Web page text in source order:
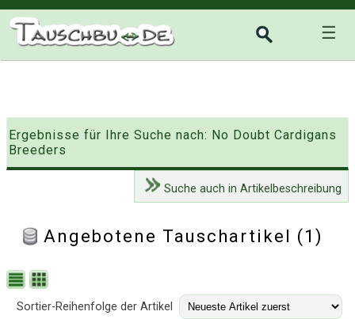
☰
Ergebnisse für Ihre Suche nach: No Doubt Cardigans
Breeders
Suche auch in Artikelbeschreibung
Angebotene Tauschartikel (1)
Sortier-Reihenfolge der Artikel